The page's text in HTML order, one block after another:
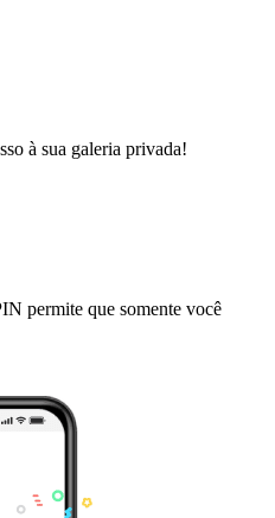
à sua galeria privada!
permite que somente você